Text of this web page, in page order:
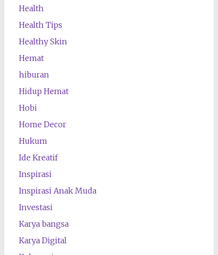
Health
Health Tips
Healthy Skin
Hemat
hiburan
Hidup Hemat
Hobi
Home Decor
Hukum
Ide Kreatif
Inspirasi
Inspirasi Anak Muda
Investasi
Karya bangsa
Karya Digital